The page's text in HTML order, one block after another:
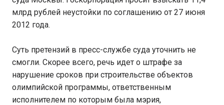
млрд рублей неустойки по соглашению от 27 июня
2012 года.
Суть претензий в пресс-службе суда уточнить не
смогли. Скорее всего, речь идет о штрафе за
нарушение сроков при строительстве объектов
олимпийской программы, ответственным
исполнителем по которым была мэрия,